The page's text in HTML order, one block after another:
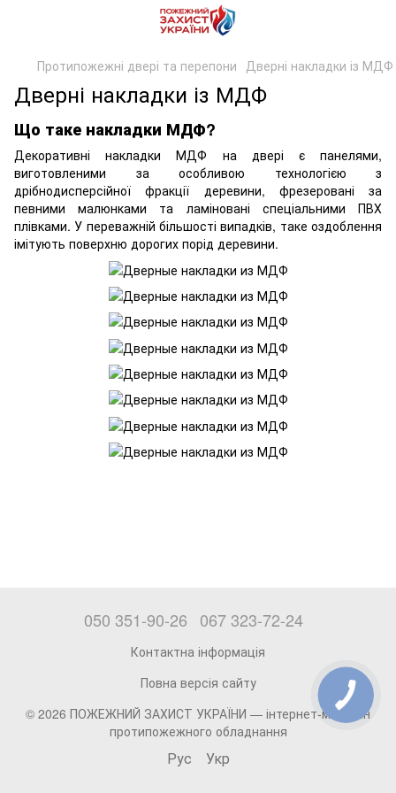
Протипожежні двері та перепони Дверні накладки із МДФ
Дверні накладки із МДФ
Що таке накладки МДФ?
Декоративні накладки МДФ на двері є панелями,
виготовленими за особливою технологією з
дрібнодисперсійної фракції деревини, фрезеровані за
певними малюнками та ламіновані спеціальними ПВХ
плівками. У переважній більшості випадків, таке оздоблення
імітують поверхню дорогих порід деревини.
050 351-90-26 067 323-72-24
Контактна інформація
Повна версія сайту
© 2026 ПОЖЕЖНИЙ ЗАХИСТ УКРАЇНИ — інтернет-магазин
протипожежного обладнання
Рус Укр